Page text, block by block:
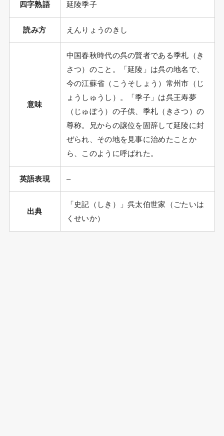
四字熟語 延陵季子
読み方 えんりょうのきし
意味
中国春秋時代の呉の賢者である季札（き
さつ）のこと。「延陵」は呉の地名で、
今の江蘇省（こうそしょう）常州市（じ
ょうしゅうし）。「季子」は呉王寿夢
（じゅぼう）の子供、季札（きさつ）の
尊称。兄からの譲位を固辞して延陵に封
ぜられ、その地を見事に治めたことか
ら、このように呼ばれた。
英語表現 –
出典
「史記（しき）」呉太伯世家（ごたいは
くせいか）